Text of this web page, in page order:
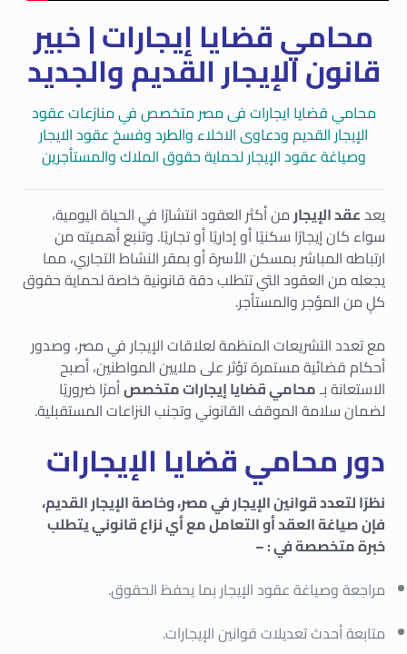
محامي قضايا إيجارات | خبير
قانون الإيجار القديم والجديد
محامي قضايا ايجارات فى مصر متخصص في منازعات عقود
الإيجار القديم ودعاوى الاخلاء والطرد وفسخ عقود الايجار
وصياغة عقود الإيجار لحماية حقوق الملاك والمستأجرين
يعدعقد الإيجار من أكثر العقود انتشارًا في الحياة اليومية،
سواء كان إيجارًا سكنيًا أو إداريًا أو تجاريًا. وتنبع أهميته من
ارتباطه المباشر بمسكن الأسرة أو بمقر النشاط التجاري، مما
يجعله من العقود التي تتطلب دقة قانونية خاصة لحماية حقوق
كلٍ من المؤجر والمستأجر.
مع تعدد التشريعات المنظمة لعلاقات الإيجار في مصر، وصدور
أحكام قضائية مستمرة تؤثر على ملايين المواطنين، أصبح
الاستعانة بـمحامي قضايا إيجارات متخصصأمرًا ضروريًا
لضمان سلامة الموقف القانوني وتجنب النزاعات المستقبلية.
دور محامي قضايا الإيجارات
نظرًا لتعدد قوانين الإيجار في مصر، وخاصة الإيجار القديم،
فإن صياغة العقد أو التعامل مع أي نزاع قانوني يتطلب
خبرة متخصصة في : –
مراجعة وصياغة عقود الإيجار بما يحفظ الحقوق.
متابعة أحدث تعديلات قوانين الإيجارات.